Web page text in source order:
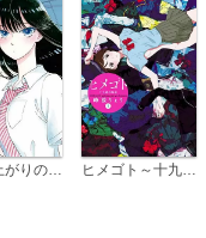
ヒメゴト～十九歳の制服～